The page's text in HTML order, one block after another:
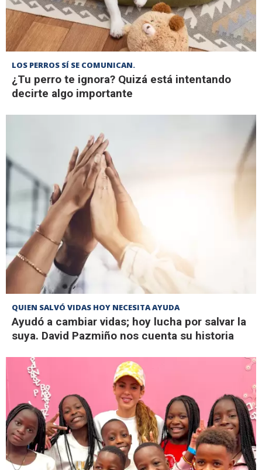
LOS PERROS SÍ SE COMUNICAN.
¿Tu perro te ignora? Quizá está intentando
decirte algo importante
QUIEN SALVÓ VIDAS HOY NECESITA AYUDA
Ayudó a cambiar vidas; hoy lucha por salvar la
suya. David Pazmiño nos cuenta su historia